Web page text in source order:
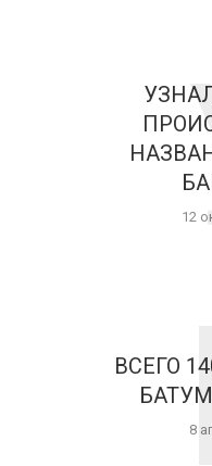
12
ВСЕГО
8